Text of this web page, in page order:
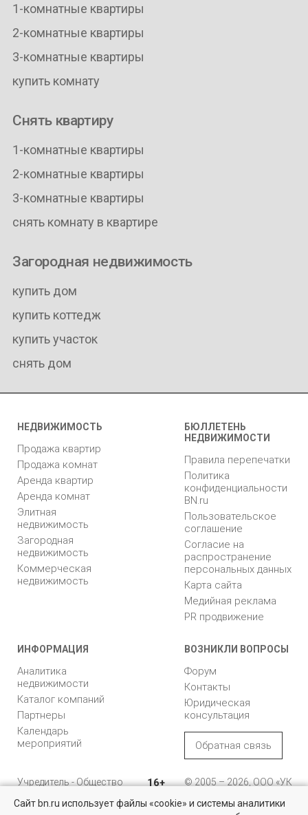
1-комнатные квартиры
2-комнатные квартиры
3-комнатные квартиры
купить комнату
Снять квартиру
1-комнатные квартиры
2-комнатные квартиры
3-комнатные квартиры
снять комнату в квартире
Загородная недвижимость
купить дом
купить коттедж
купить участок
снять дом
НЕДВИЖИМОСТЬ
Продажа квартир
Продажа комнат
Аренда квартир
Аренда комнат
Элитная
недвижимость
Загородная
недвижимость
Коммерческая
недвижимость
БЮЛЛЕТЕНЬ
НЕДВИЖИМОСТИ
Правила перепечатки
Политика
конфиденциальности
BN.ru
Пользовательское
соглашение
Согласие на
распространение
персональных данных
Карта сайта
Медийная реклама
PR продвижение
ИНФОРМАЦИЯ
Аналитика
недвижимости
Каталог компаний
Партнеры
Календарь
мероприятий
ВОЗНИКЛИ ВОПРОСЫ
Форум
Контакты
Юридическая
консультация
Обратная связь
Учредитель - Общество
ответственностью
16+
© 2005 – 2026, ООО «УК
Сайт bn.ru использует файлы «cookie» и системы аналитики